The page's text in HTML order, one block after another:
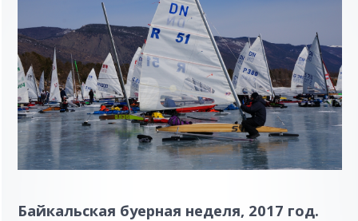
Байкальская буерная неделя, 2017 год.